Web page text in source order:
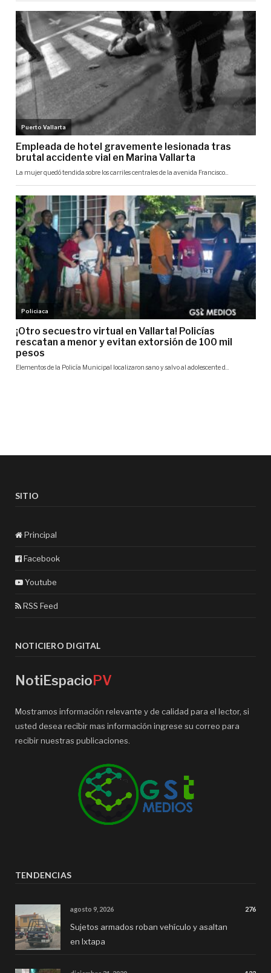
SITIO
Principal
Facebook
Youtube
RSS Feed
NOTICIERO DIGITAL
NotiEspacioPV
Mostramos información relevante y de calidad para el lector, si
usted desea recibir mas información ingrese su correo para
recibir nuestras publicaciones.
TENDENCIAS
agosto 9, 2026 276
Sujetos armados roban vehículo y asaltan
en Ixtapa